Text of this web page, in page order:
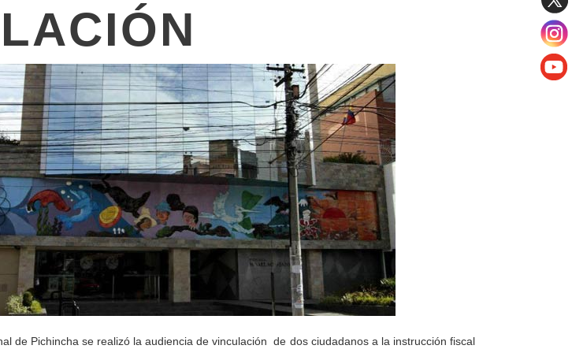
de Pichincha se realizó la audiencia de vinculación de dos ciudadanos a la instrucción fiscal